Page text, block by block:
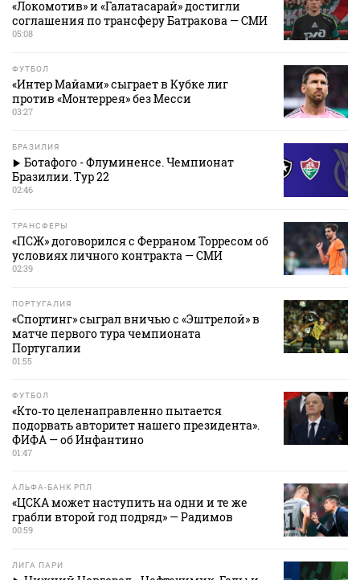
«Локомотив» и «Галатасарай» достигли
соглашения по трансферу Батракова — СМИ
05:08
ФУТБОЛ
«Интер Майами» сыграет в Кубке лиг
против «Монтеррея» без Месси
03:27
БРАЗИЛИЯ
Ботафого - Флуминенсе. Чемпионат
Бразилии. Тур 22
02:46
ТРАНСФЕРЫ
«ПСЖ» договорился с Ферраном Торресом об
условиях личного контракта — СМИ
02:39
ПОРТУГАЛИЯ
«Спортинг» сыграл вничью с «Эштрелой» в
матче первого тура чемпионата
Португалии
01:55
ФУТБОЛ
«Кто‑то целенаправленно пытается
подорвать авторитет нашего президента».
ФИФА — об Инфантино
01:47
АЛЬФА-БАНК РПЛ
«ЦСКА может наступить на одни и те же
грабли второй год подряд» — Радимов
00:59
ЛИГА ПАРИ